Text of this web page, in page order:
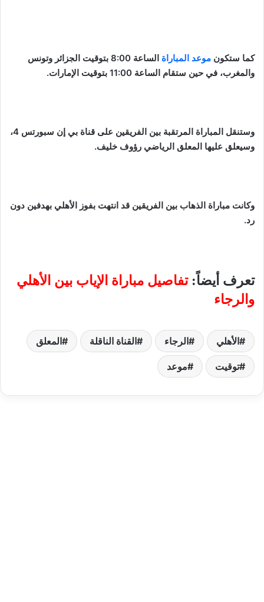
كما ستكون موعد المباراة
الساعة 8:00 بتوقيت الجزائر وتونس
والمغرب، في حين ستقام الساعة 11:00 بتوقيت الإمارات.
وستنقل المباراة المرتقبة بين الفريقين على قناة بي إن سبورتس 4،
وسيعلق عليها المعلق الرياضي رؤوف خليف.
وكانت مباراة الذهاب بين الفريقين قد انتهت بفوز الأهلي بهدفين دون
رد.
تعرف أيضاً:تفاصيل مباراة الإياب بين الأهلي
والرجاء
الأهلي الرجاء القناة الناقلة المعلق
توقيت موعد